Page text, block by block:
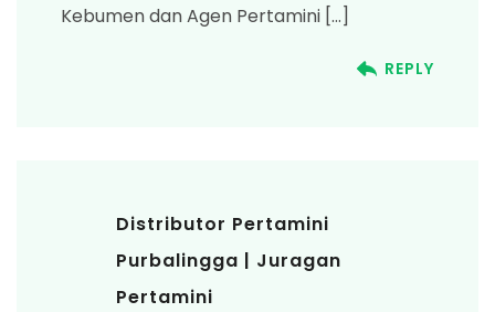
Kebumen dan Agen Pertamini […]
REPLY
Distributor Pertamini
Purbalingga | Juragan
Pertamini